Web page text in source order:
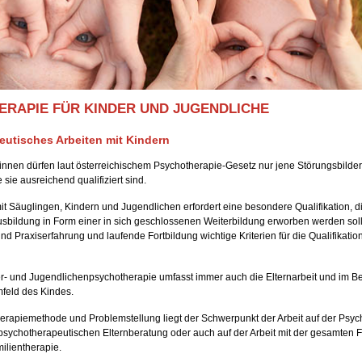
FÜR KINDER UND JUGENDLICHE
Arbeiten mit Kindern
dürfen laut österreichischem Psychotherapie-Gesetz nur jene
sie ausreichend qualifiziert sind.
Säuglingen, Kindern und Jugendlichen erfordert eine besondere Qualifikation,
in Form einer in sich geschlossenen Weiterbildung erworben werden
Praxiserfahrung und laufende Fortbildung wichtige Kriterien für die
und Jugendlichenpsychotherapie umfasst immer auch die Elternarbeit und im
des Kindes.
und Problemstellung liegt der Schwerpunkt der Arbeit auf der
Elternberatung oder auch auf der Arbeit mit der gesamten